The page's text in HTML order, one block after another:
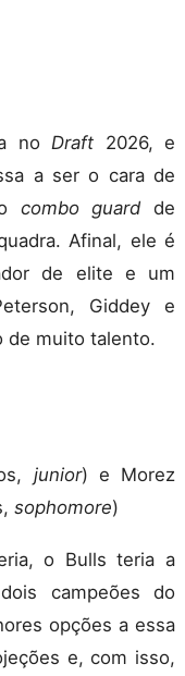
no Draft 2026, e
a ser o cara de
combo guard de
Afinal, ele é
de elite e um
Giddey e
de muito talento.
junior) e Morez
sophomore)
o Bulls teria a
campeões do
opções a essa
e, com isso,